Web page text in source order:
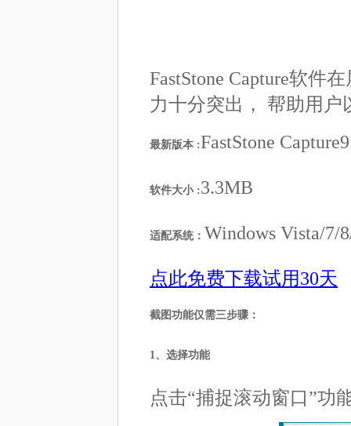
FastStone Capture软件
力十分突出， 帮助用
最新版本 :FastStone
软件大小 :3.3MB
适配系统： Windows Vista/7/
点此免费下载试用30天
截图功能仅需三步骤：
1、选择功能
点击“捕捉滚动窗口”功